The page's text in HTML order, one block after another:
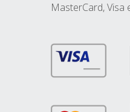
MasterCard, Visa